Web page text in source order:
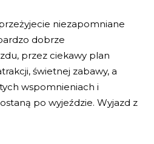
niezapomniane
dobrze
przez ciekawy plan
świetnej zabawy, a
wspomnieniach i
po wyjeździe. Wyjazd z